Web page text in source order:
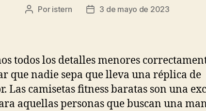
Autor
Por istern
Fecha3 de mayo de 2023
todos los detalles menores
que nadie sepa que lleva una réplica de
Las camisetas fitness baratas son una
aquellas personas que buscan una